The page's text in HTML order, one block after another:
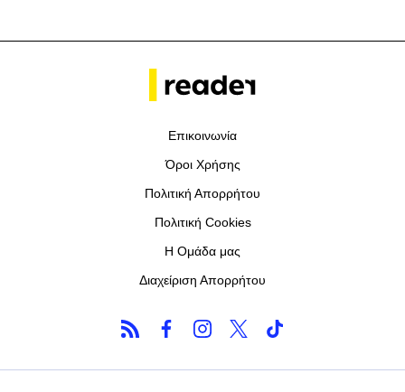
Επικοινωνία
Όροι Χρήσης
Πολιτική Απορρήτου
Πολιτική Cookies
Η Ομάδα μας
Διαχείριση Απορρήτου